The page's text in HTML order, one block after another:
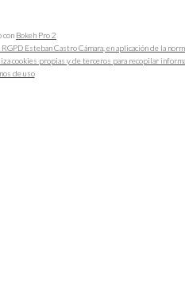
con Bokeh Pro 2
Esteban Castro Cámara, en aplicación de la
propias y de terceros para recopilar
de uso